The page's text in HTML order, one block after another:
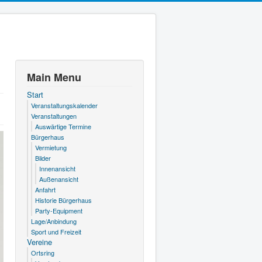
Main Menu
Start
Veranstaltungskalender
Veranstaltungen
Auswärtige Termine
Bürgerhaus
Vermietung
Bilder
Innenansicht
Außenansicht
Anfahrt
Historie Bürgerhaus
Party-Equipment
Lage/Anbindung
Sport und Freizeit
Vereine
Ortsring